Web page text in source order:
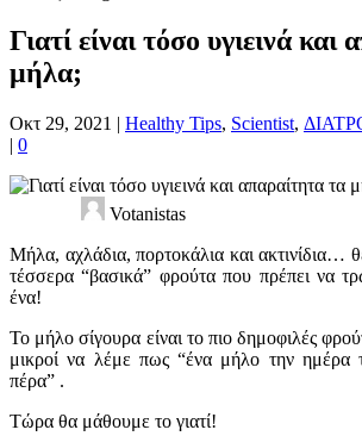
Γιατί είναι τόσο υγιεινά και
μήλα;
Οκτ 29, 2021 | Healthy Tips, Scientist,
| 0
Votanistas
Μήλα, αχλάδια, πορτοκάλια και ακτινίδια…
τέσσερα “βασικά” φρούτα που πρέπει να
ένα!
Το μήλο σίγουρα είναι το πιο δημοφιλές
μικροί να λέμε πως “ένα μήλο την ημέρα
πέρα” .
Τώρα θα μάθουμε το γιατί!